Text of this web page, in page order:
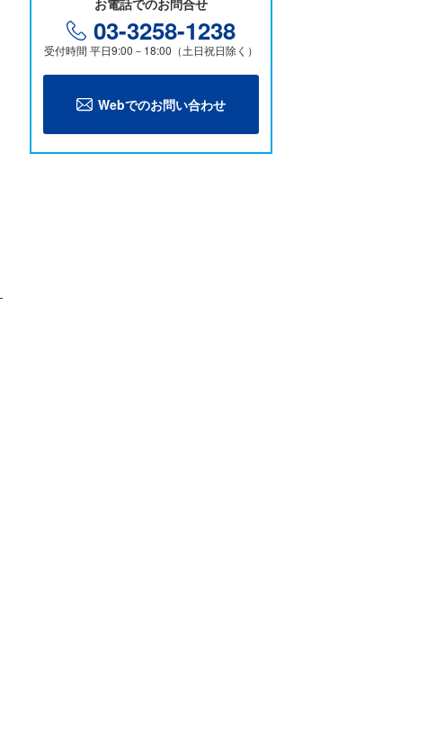
人手不足の現状と次世代の省人化技
術、ハイパースペクトルカメラの可
ハイパースペクトルカメラによるカ
ーボンニュートラル実現に向けた技
ハイパースペクトルカメラで加速す
お電話でのお問合せ
03-3258-1238
受付時間 平日9:00－18:00（土日祝日除く）
Webでのお問い合わせ